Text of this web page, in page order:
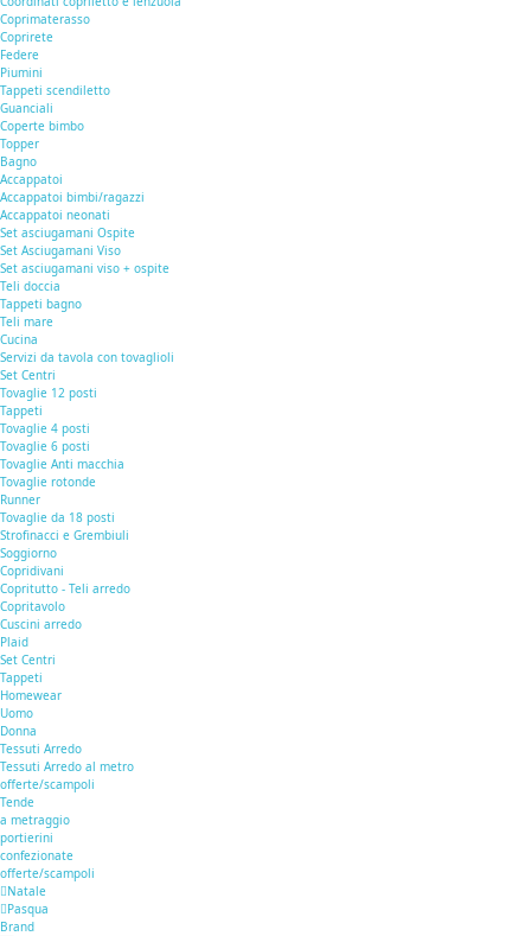
Coprimaterasso
Coprirete
Federe
Piumini
Tappeti scendiletto
Guanciali
Coperte bimbo
Topper
Bagno
Accappatoi
Accappatoi bimbi/ragazzi
Accappatoi neonati
Set asciugamani Ospite
Set Asciugamani Viso
Set asciugamani viso + ospite
Teli doccia
Tappeti bagno
Teli mare
Cucina
Servizi da tavola con tovaglioli
Set Centri
Tovaglie 12 posti
Tappeti
Tovaglie 4 posti
Tovaglie 6 posti
Tovaglie Anti macchia
Tovaglie rotonde
Runner
Tovaglie da 18 posti
Strofinacci e Grembiuli
Soggiorno
Copridivani
Copritutto - Teli arredo
Copritavolo
Cuscini arredo
Plaid
Set Centri
Tappeti
Homewear
Uomo
Donna
Tessuti Arredo
Tessuti Arredo al metro
offerte/scampoli
Tende
a metraggio
portierini
confezionate
offerte/scampoli
Natale
Pasqua
Brand